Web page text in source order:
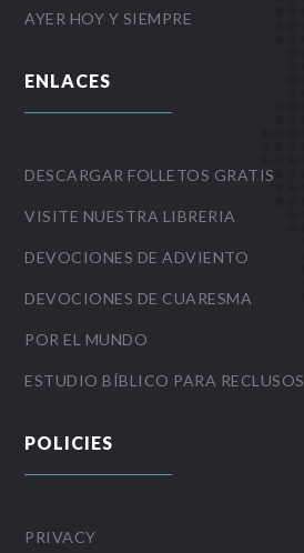
AYER HOY Y SIEMPRE
ENLACES
DESCARGAR FOLLETOS GRATIS
VISITE NUESTRA LIBRERIA
DEVOCIONES DE ADVIENTO
DEVOCIONES DE CUARESMA
POR EL MUNDO
ESTUDIO BÍBLICO PARA RECLUSOS
POLICIES
PRIVACY